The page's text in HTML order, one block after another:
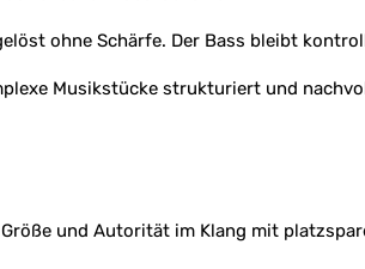
ohne Schärfe. Der Bass bleibt
Musikstücke strukturiert und
und Autorität im Klang mit